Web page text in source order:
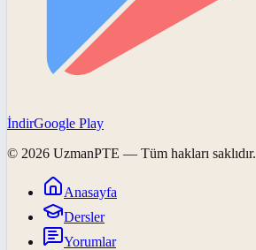
İndirGoogle Play
© 2026 UzmanPTE — Tüm hakları saklıdır.
Anasayfa
Dersler
Yorumlar